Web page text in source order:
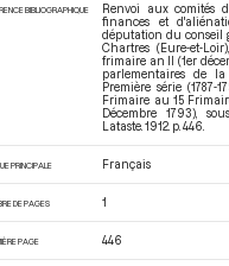
LXXX - Du 4 Frimaire au 15
BIBLIOGRAPHIQUE
Renvoi aux comités
finances et
députation du conseil
Chartres (Eure-et-
frimaire an II (1er
parlementaires de
Première série (1787-
Frimaire au 15
Décembre 1793) ,
Lataste. 1912. p. 446.
PRINCIPALE Français
DE PAGES 1
PAGE 446